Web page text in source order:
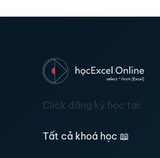
Click đăng ký học tại:
Tất cả khoá học 📖